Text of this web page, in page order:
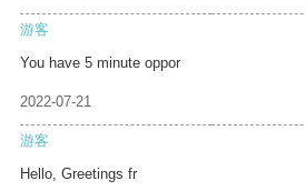
游客
You have 5 minute oppor
2022-07-21
游客
Hello, Greetings fr